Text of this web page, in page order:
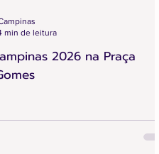
2026 na Praça
min de leitura